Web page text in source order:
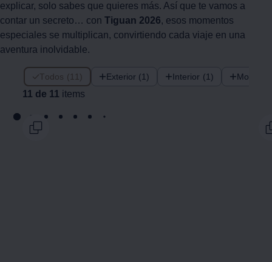
explicar, solo sabes que quieres más. Así que te vamos a
contar un secreto… con Tiguan 2026, esos momentos
especiales se multiplican, convirtiendo cada viaje en una
aventura inolvidable.
Todos (11) Exterior (1) Interior (1)
11 de 11 items
11 de 11 items